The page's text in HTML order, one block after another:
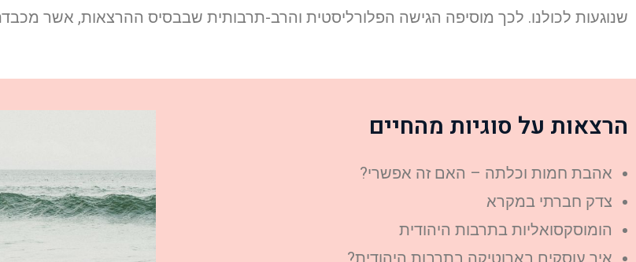
שנוגעות לכולנו. לכך מוסיפה הגישה הפלורליסטית והרב-תרבותית שבבסיס ההרצאות, אשר
הרצאות על סוגיות מהחיים
אהבת חמות וכלתה – האם זה אפשרי?
צדק חברתי במקרא
הומוסקסואליות בתרבות היהודית
איך עוסקים בארוטיקה בתרבות היהודית?